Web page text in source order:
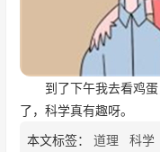
到了下午我去看鸡蛋
了，科学真有趣呀。
本文标签： 道理
科学